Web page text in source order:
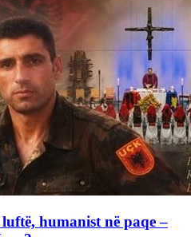
humanist në paqe –